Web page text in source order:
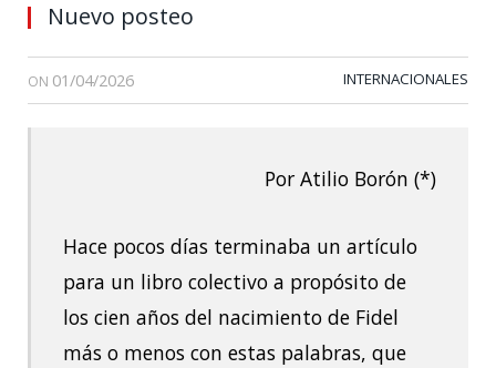
Nuevo posteo
ON 01/04/2026 INTERNACIONALES
Por Atilio Borón (*)
Hace pocos días terminaba un artículo
para un libro colectivo a propósito de
los cien años del nacimiento de Fidel
más o menos con estas palabras, que